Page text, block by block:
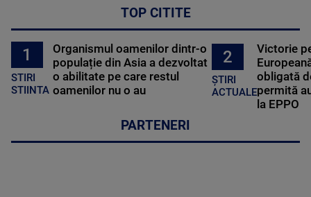
TOP CITITE
1
STIRI
STIINTA
Organismul oamenilor dintr-o
populație din Asia a dezvoltat
o abilitate pe care restul
oamenilor nu o au
2
ȘTIRI
ACTUALE
Victorie
obligată
permită
la EPPO
PARTENERI